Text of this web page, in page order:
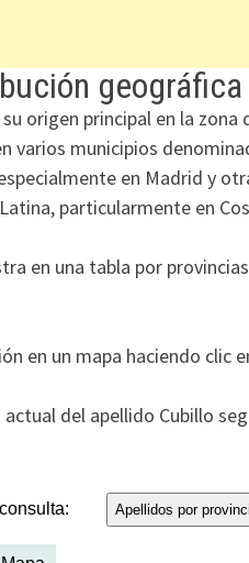
geográfica
origen principal en la
varios municipios
en Madrid y
particularmente en
en una tabla por
en un mapa haciendo clic
del apellido Cubillo